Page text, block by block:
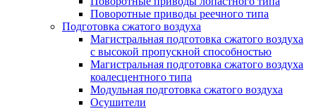
Поворотные приводы реечного типа
Подготовка сжатого воздуха
Магистральная подготовка сжатого воздуха
c высокой пропускной способностью
Магистральная подготовка сжатого воздуха
коалесцентного типа
Модульная подготовка сжатого воздуха
Осушители